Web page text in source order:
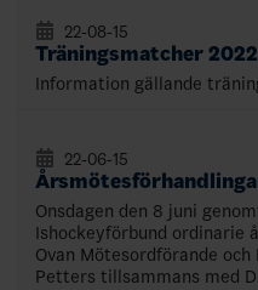
Träningsmatcher 2022
22-08-15
Information gällande
22-06-15
Onsdagen den 8 juni
Ishockeyförbund ordinarie
Ovan Mötesordförande
Petters tillsammans med